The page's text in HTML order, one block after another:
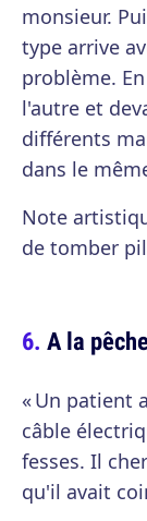
monsieur.
type arrive
problème.
l'autre et
différents
dans le
Note
de tomber
A la
« Un patient
câble
fesses. Il
qu'il avait